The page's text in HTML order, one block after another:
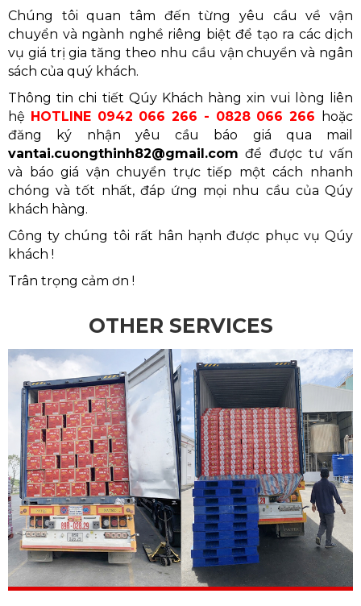
Chúng tôi quan tâm đến từng yêu cầu về vận
chuyển và ngành nghề riêng biệt để tạo ra các dịch
vụ giá trị gia tăng theo nhu cầu vận chuyển và ngân
sách của quý khách.
Thông tin chi tiết Qúy Khách hàng xin vui lòng liên
hệ HOTLINE 0942 066 266 - 0828 066 266
hoặc
đăng ký nhận yêu cầu báo giá qua mail
vantai.cuongthinh82@gmail.com để được tư vấn
và báo giá vận chuyển trực tiếp một cách nhanh
chóng và tốt nhất, đáp ứng mọi nhu cầu của Qúy
khách hàng.
Công ty chúng tôi rất hân hạnh được phục vụ Qúy
khách !
Trân trọng cảm ơn !
OTHER SERVICES